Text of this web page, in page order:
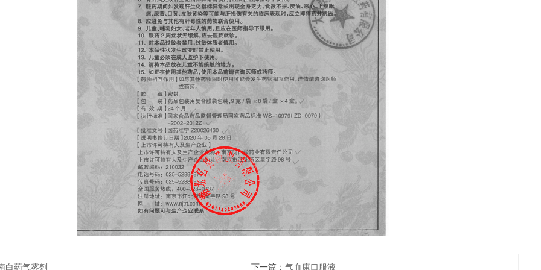
白药气雾剂 下一篇：气血康口服液